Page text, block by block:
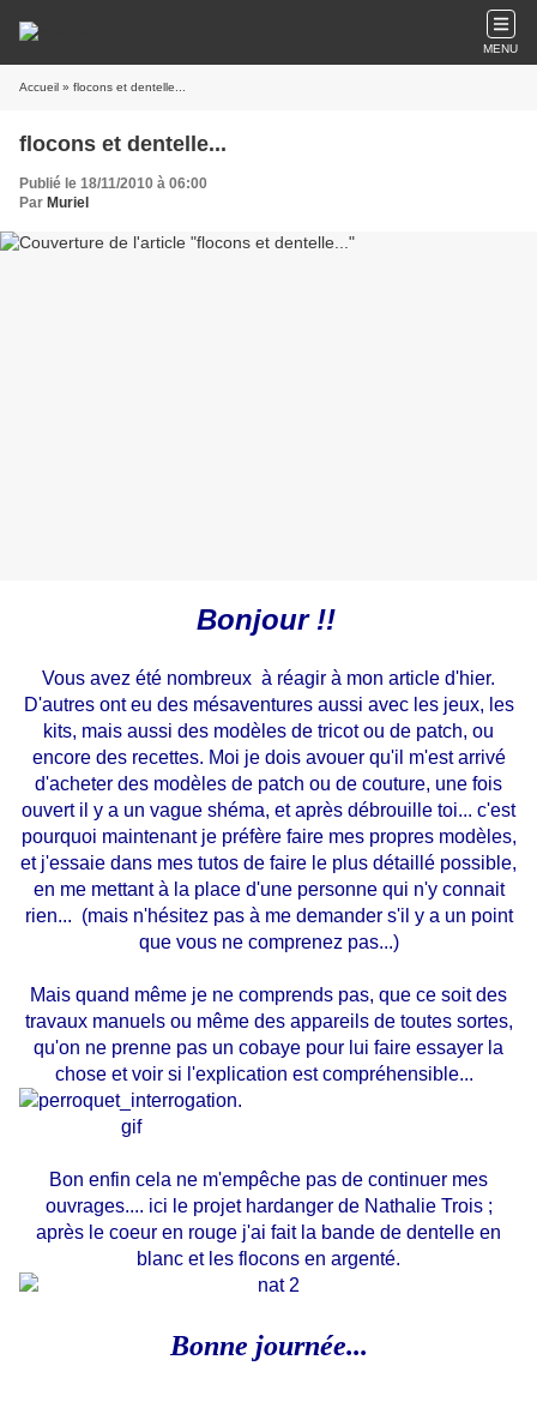
MENU
Accueil » flocons et dentelle...
flocons et dentelle...
Publié le 18/11/2010 à 06:00
Par Muriel
Bonjour !!
Vous avez été nombreux à réagir à mon article d'hier.
D'autres ont eu des mésaventures aussi avec les jeux, les
kits, mais aussi des modèles de tricot ou de patch, ou
encore des recettes. Moi je dois avouer qu'il m'est arrivé
d'acheter des modèles de patch ou de couture, une fois
ouvert il y a un vague shéma, et après débrouille toi... c'est
pourquoi maintenant je préfère faire mes propres modèles,
et j'essaie dans mes tutos de faire le plus détaillé possible,
en me mettant à la place d'une personne qui n'y connait
rien... (mais n'hésitez pas à me demander s'il y a un point
que vous ne comprenez pas...)
Mais quand même je ne comprends pas, que ce soit des
travaux manuels ou même des appareils de toutes sortes,
qu'on ne prenne pas un cobaye pour lui faire essayer la
chose et voir si l'explication est compréhensible...
Bon enfin cela ne m'empêche pas de continuer mes
ouvrages.... ici le projet hardanger de Nathalie Trois ;
après le coeur en rouge j'ai fait la bande de dentelle en
blanc et les flocons en argenté.
Bonne journée...